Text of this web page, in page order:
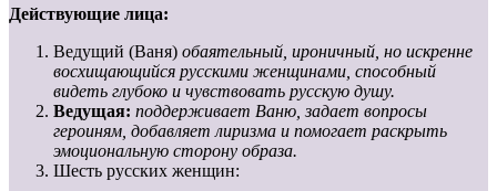
Действующие лица:
Ведущий (Ваня) обаятельный, ироничный, но искренне
восхищающийся русскими женщинами, способный
видеть глубоко и чувствовать русскую душу.
Ведущая: поддерживает Ваню, задает вопросы
героиням, добавляет лиризма и помогает раскрыть
эмоциональную сторону образа.
Шесть русских женщин: